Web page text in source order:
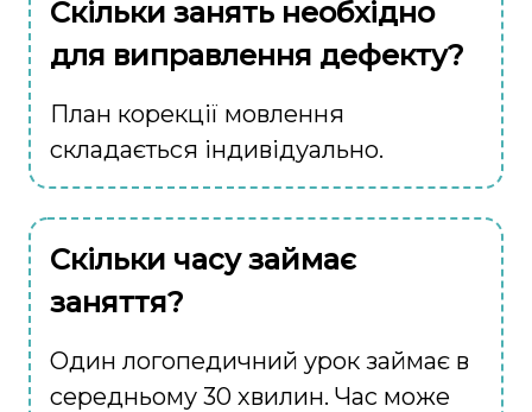
Скільки занять необхідно
для виправлення дефекту?
План корекції мовлення
складається індивідуально.
Скільки часу займає
заняття?
Один логопедичний урок займає в
середньому 30 хвилин. Час може